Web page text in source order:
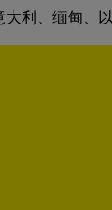
利、缅甸、